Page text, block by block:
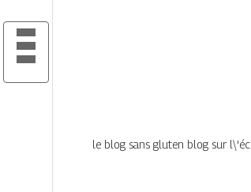
le blog sans gluten blog sur